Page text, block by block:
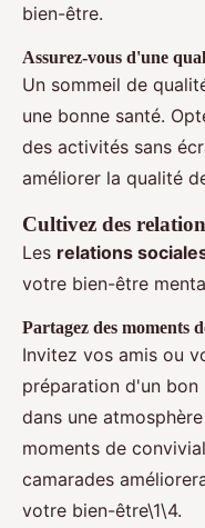
bien-être.
Assurez-vous d'une
Un sommeil de
une bonne santé.
des activités sans
améliorer la qualité
Cultivez des
Les relations
votre bien-être
Partagez des moments
Invitez vos amis ou
préparation d'un bon
dans une
moments de
camarades
votre bien-être\1\4.